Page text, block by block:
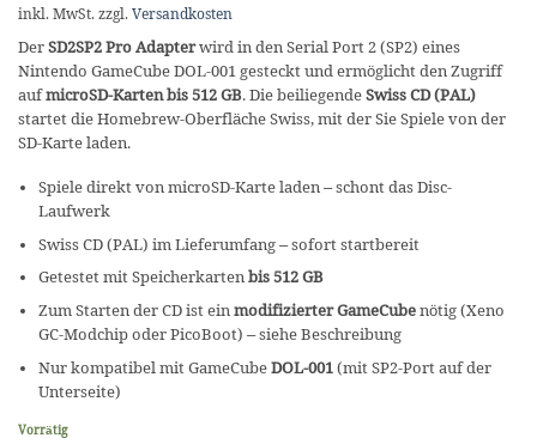
inkl. MwSt. zzgl. Versandkosten
DerSD2SP2 Pro Adapterwird in den Serial Port 2 (SP2) eines
Nintendo GameCube DOL-001 gesteckt und ermöglicht den Zugriff
aufmicroSD-Karten bis 512 GB. Die beiliegendeSwiss CD (PAL)
startet die Homebrew-Oberfläche Swiss, mit der Sie Spiele von der
SD-Karte laden.
Spiele direkt von microSD-Karte laden – schont das Disc-
Laufwerk
Swiss CD (PAL) im Lieferumfang – sofort startbereit
Getestet mit Speicherkartenbis 512 GB
Zum Starten der CD ist ein modifizierter GameCubenötig (Xeno
GC-Modchip oder PicoBoot) – siehe Beschreibung
Nur kompatibel mit GameCubeDOL-001(mit SP2-Port auf der
Unterseite)
Vorrätig